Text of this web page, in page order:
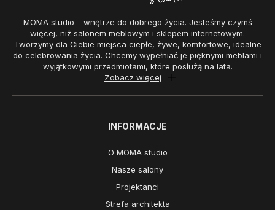
MOMA studio – wnętrze do dobrego życia. Jesteśmy czymś
więcej, niż salonem meblowym i sklepem internetowym.
Tworzymy dla Ciebie miejsca ciepłe, żywe, komfortowe, idealne
do celebrowania życia. Chcemy wypełniać je pięknymi meblami i
wyjątkowymi przedmiotami, które posłużą na lata.
Zobacz więcej
INFORMACJE
O MOMA studio
Nasze salony
Projektanci
Strefa architekta